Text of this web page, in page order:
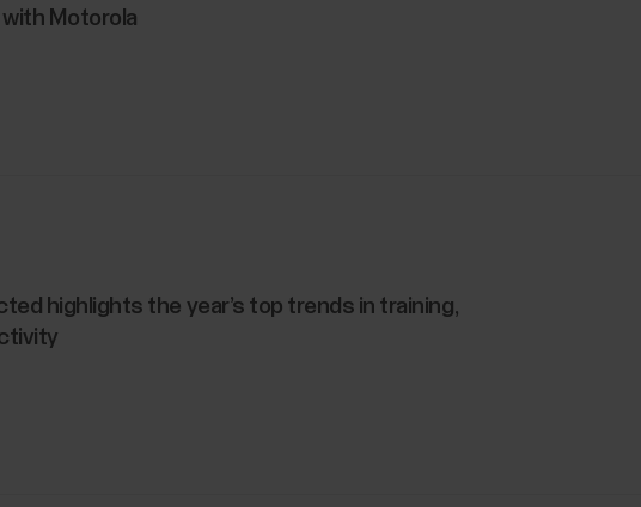
Motorola
highlights the year’s top trends in training,